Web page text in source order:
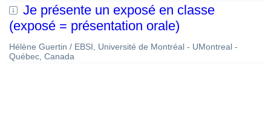
Je présente un exposé en classe
(exposé = présentation orale)
Hélène Guertin / EBSI, Université de Montréal - UMontreal -
Québec, Canada